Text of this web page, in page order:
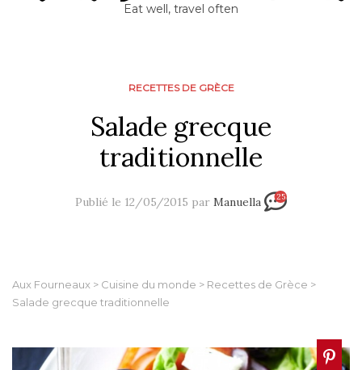
Eat well, travel often
RECETTES DE GRÈCE
Salade grecque
traditionnelle
Publié le 12/05/2015 par Manuella 25
Aux Fourneaux > Cuisine du monde > Recettes de Grèce >
Salade grecque traditionnelle